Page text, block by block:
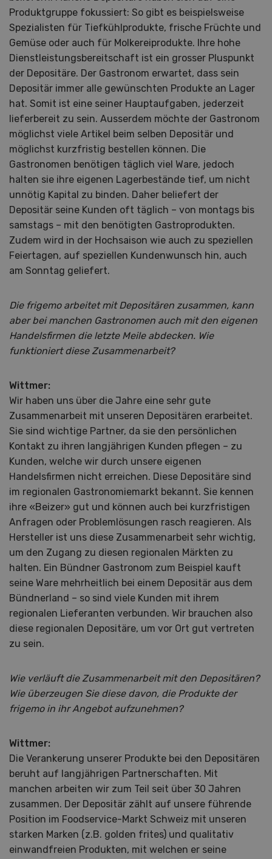
Produktgruppe fokussiert: So gibt es beispielsweise
Spezialisten für Tiefkühlprodukte, frische Früchte und
Gemüse oder auch für Molkereiprodukte. Ihre hohe
Dienstleistungsbereitschaft ist ein grosser Pluspunkt
der Depositäre. Der Gastronom erwartet, dass sein
Depositär immer alle gewünschten Produkte an Lager
hat. Somit ist eine seiner Hauptaufgaben, jederzeit
lieferbereit zu sein. Ausserdem möchte der Gastronom
möglichst viele Artikel beim selben Depositär und
möglichst kurzfristig bestellen können. Die
Gastronomen benötigen täglich viel Ware, jedoch
halten sie ihre eigenen Lagerbestände tief, um nicht
unnötig Kapital zu binden. Daher beliefert der
Depositär seine Kunden oft täglich – von montags bis
samstags – mit den benötigten Gastroprodukten.
Zudem wird in der Hochsaison wie auch zu speziellen
Feiertagen, auf speziellen Kundenwunsch hin, auch
am Sonntag geliefert.
Die frigemo arbeitet mit Depositären zusammen, kann
aber bei manchen Gastronomen auch mit den eigenen
Handelsfirmen die letzte Meile abdecken. Wie
funktioniert diese Zusammenarbeit?
Wittmer:
Wir haben uns über die Jahre eine sehr gute
Zusammenarbeit mit unseren Depositären erarbeitet.
Sie sind wichtige Partner, da sie den persönlichen
Kontakt zu ihren langjährigen Kunden pflegen – zu
Kunden, welche wir durch unsere eigenen
Handelsfirmen nicht erreichen. Diese Depositäre sind
im regionalen Gastronomiemarkt bekannt. Sie kennen
ihre «Beizer» gut und können auch bei kurzfristigen
Anfragen oder Problemlösungen rasch reagieren. Als
Hersteller ist uns diese Zusammenarbeit sehr wichtig,
um den Zugang zu diesen regionalen Märkten zu
halten. Ein Bündner Gastronom zum Beispiel kauft
seine Ware mehrheitlich bei einem Depositär aus dem
Bündnerland – so sind viele Kunden mit ihrem
regionalen Lieferanten verbunden. Wir brauchen also
diese regionalen Depositäre, um vor Ort gut vertreten
zu sein.
Wie verläuft die Zusammenarbeit mit den Depositären?
Wie überzeugen Sie diese davon, die Produkte der
frigemo in ihr Angebot aufzunehmen?
Wittmer:
Die Verankerung unserer Produkte bei den Depositären
beruht auf langjährigen Partnerschaften. Mit
manchen arbeiten wir zum Teil seit über 30 Jahren
zusammen. Der Depositär zählt auf unsere führende
Position im Foodservice-Markt Schweiz mit unseren
starken Marken (z.B. golden frites) und qualitativ
einwandfreien Produkten, mit welchen er seine